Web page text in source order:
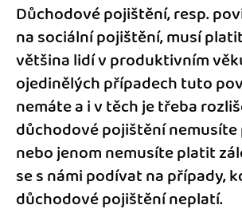
Důchodové pojištění, resp.
na sociální pojištění, musí
většina lidí v produktivním
ojedinělých případech tuto
nemáte a i v těch je třeba
důchodové pojištění
nebo jenom nemusíte platit
se s námi podívat na případy,
důchodové pojištění neplatí.